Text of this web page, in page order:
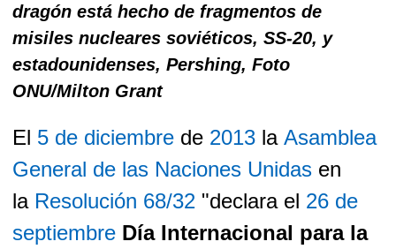
dragón está hecho de fragmentos de
misiles nucleares soviéticos, SS-20, y
estadounidenses, Pershing, Foto
ONU/Milton Grant
El 5 de diciembre de 2013 la Asamblea
General de las Naciones Unidas en
la Resolución 68/32 "declara el 26 de
septiembre Día Internacional para la